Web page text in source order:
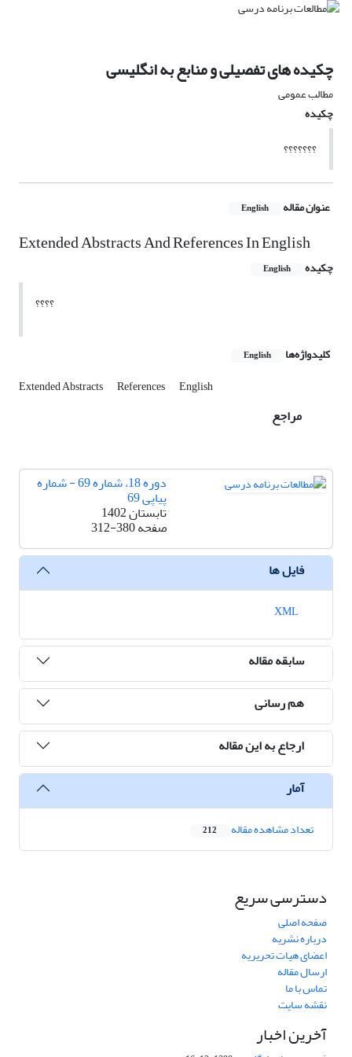
چکیده های تفصیلی و منابع به انگلیسی
مطالب عمومی
چکیده
؟؟؟؟؟؟؟
عنوان مقاله English
Extended Abstracts And References In English
چکیده English
؟؟؟؟
کلیدواژه‌ها English
Extended Abstracts References English
مراجع
دوره 18، شماره 69 - شماره
پیاپی 69
تابستان 1402
صفحه312-380
فایل ها
سابقه مقاله
هم رسانی
ارجاع به این مقاله
آمار
تعداد مشاهده مقاله 212
دسترسی سریع
صفحه اصلی
درباره نشریه
اعضای هیات تحریریه
ارسال مقاله
تماس با ما
نقشه سایت
آخرین اخبار